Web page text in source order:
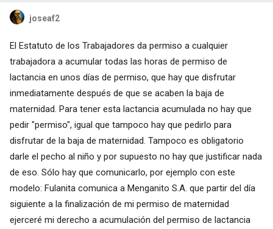
joseaf2
El Estatuto de los Trabajadores da permiso a cualquier
trabajadora a acumular todas las horas de permiso de
lactancia en unos días de permiso, que hay que disfrutar
inmediatamente después de que se acaben la baja de
maternidad. Para tener esta lactancia acumulada no hay que
pedir "permiso", igual que tampoco hay que pedirlo para
disfrutar de la baja de maternidad. Tampoco es obligatorio
darle el pecho al niño y por supuesto no hay que justificar nada
de eso. Sólo hay que comunicarlo, por ejemplo con este
modelo: Fulanita comunica a Menganito S.A. que partir del día
siguiente a la finalización de mi permiso de maternidad
ejerceré mi derecho a acumulación del permiso de lactancia